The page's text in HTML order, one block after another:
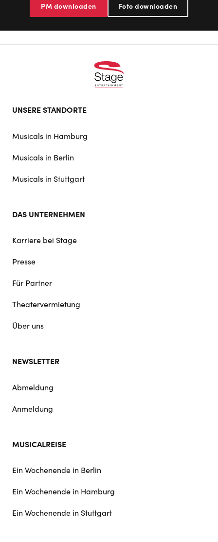
PM downloaden Foto downloaden
UNSERE STANDORTE
Musicals in Hamburg
Musicals in Berlin
Musicals in Stuttgart
DAS UNTERNEHMEN
Karriere bei Stage
Presse
Für Partner
Theatervermietung
Über uns
NEWSLETTER
Abmeldung
Anmeldung
MUSICALREISE
Ein Wochenende in Berlin
Ein Wochenende in Hamburg
Ein Wochenende in Stuttgart